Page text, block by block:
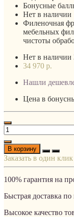
Бонусные
Нет в наличии
Филеночная
мебельных
чистоты
Нет в наличии
34 970 р.
Нашли
Цена в
В корзину
Заказать в один клик
100% гарантия на
Быстрая доставка по
Высокое качество